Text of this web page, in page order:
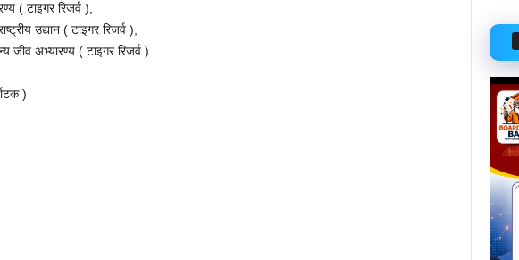
( टाइगर रिजर्व ),
उद्यान ( टाइगर रिजर्व ),
जीव अभ्यारण्य ( टाइगर रिजर्व )
)